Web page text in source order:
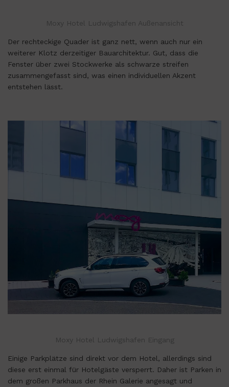
Moxy Hotel Ludwigshafen Außenansicht
Der rechteckige Quader ist ganz nett, wenn auch nur ein
weiterer Klotz derzeitiger Bauarchitektur. Gut, dass die
Fenster über zwei Stockwerke als schwarze streifen
zusammengefasst sind, was einen individuellen Akzent
entstehen lässt.
Moxy Hotel Ludwigshafen Eingang
Einige Parkplätze sind direkt vor dem Hotel, allerdings sind
diese erst einmal für Hotelgäste versperrt. Daher ist Parken in
dem großen Parkhaus der Rhein Galerie angesagt und